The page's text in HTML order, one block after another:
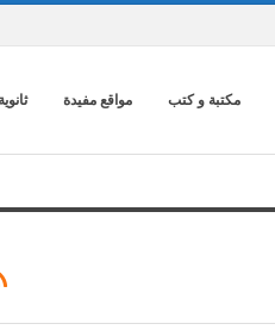
مكتبة و كتب مواقع مفيدة